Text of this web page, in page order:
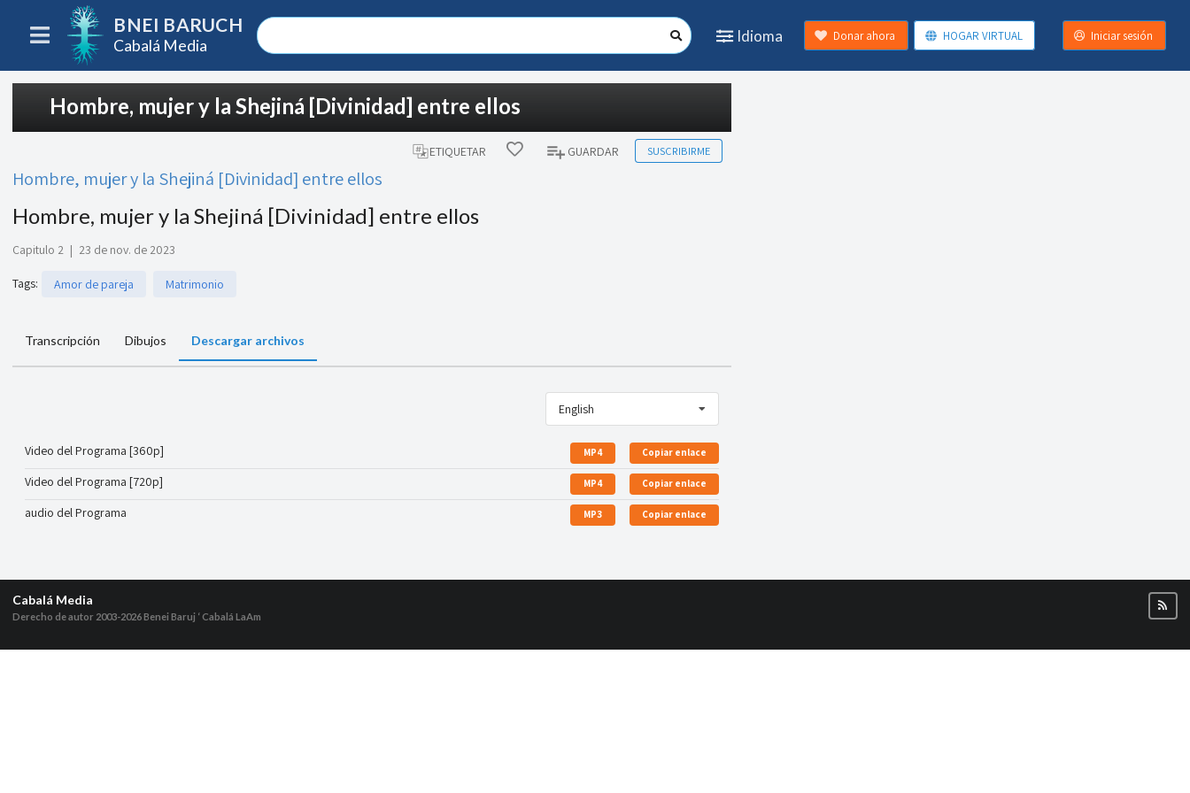
BNEI BARUCH
Cabalá Media
Idioma Donar ahora HOGAR VIRTUAL Iniciar sesión
Hombre, mujer y la Shejiná [Divinidad] entre ellos
ETIQUETAR GUARDAR SUSCRIBIRME
Hombre, mujer y la Shejiná [Divinidad] entre ellos
Hombre, mujer y la Shejiná [Divinidad] entre ellos
Capitulo 2 | 23 de nov. de 2023
Tags: Amor de pareja Matrimonio
Transcripción Dibujos Descargar archivos
English
Video del Programa [360p] MP4 Copiar enlace
Video del Programa [720p] MP4 Copiar enlace
audio del Programa MP3 Copiar enlace
Cabalá Media
Derecho de autor 2003-2026Benei Baruj ‘ Cabalá LaAm